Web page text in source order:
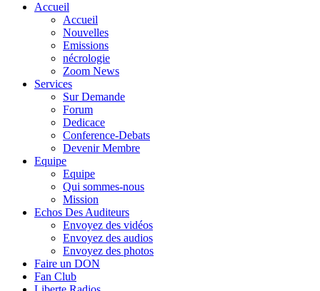
Accueil
Accueil
Nouvelles
Emissions
nécrologie
Zoom News
Services
Sur Demande
Forum
Dedicace
Conference-Debats
Devenir Membre
Equipe
Equipe
Qui sommes-nous
Mission
Echos Des Auditeurs
Envoyez des vidéos
Envoyez des audios
Envoyez des photos
Faire un DON
Fan Club